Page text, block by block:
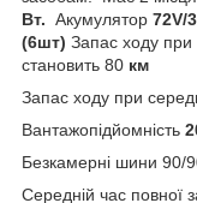
Вт. Акумулятор 72V/
(6шт) Запас ходу при
становить 80 км
Запас ходу при
Вантажопідйомність
Безкамерні шини 90/
Середній час повної